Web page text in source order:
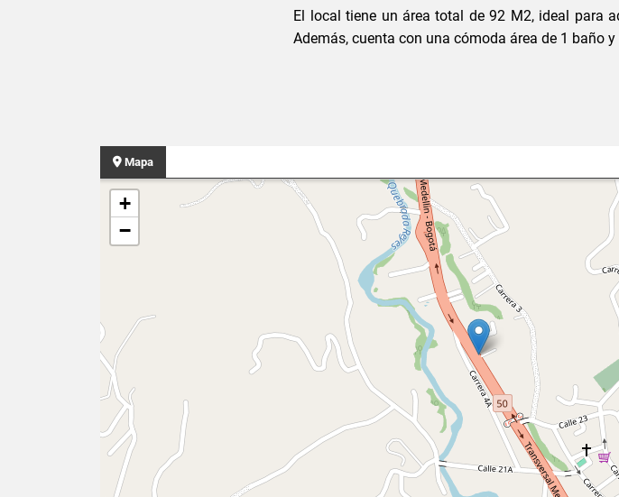
El local tiene un área total de 92 M2, ideal para
Además, cuenta con una cómoda área de 1 baño
Mapa
+
−